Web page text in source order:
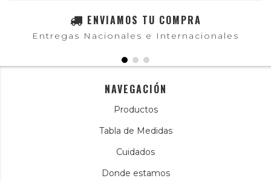
ENVIAMOS TU COMPRA
Entregas Nacionales e Internacionales
NAVEGACIÓN
Productos
Tabla de Medidas
Cuidados
Donde estamos